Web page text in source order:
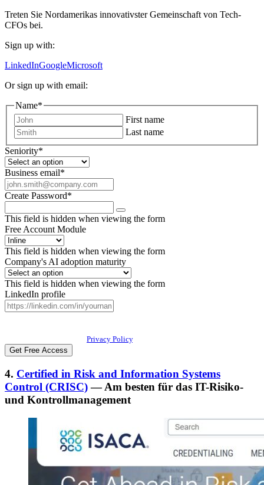
Treten Sie Nordamerikas innovativster Gemeinschaft von Tech-
CFOs bei.
Sign up with:
LinkedInGoogleMicrosoft
Or sign up with email:
Name*
First name
Last name
Seniority*
Business email*
Create Password*
This field is hidden when viewing the form
Free Account Module
This field is hidden when viewing the form
Company's AI adoption maturity
This field is hidden when viewing the form
LinkedIn profile
Privacy Policy.
4. Certified in Risk and Information Systems
Control (CRISC)— Am besten für das IT-Risiko-
und Kontrollmanagement